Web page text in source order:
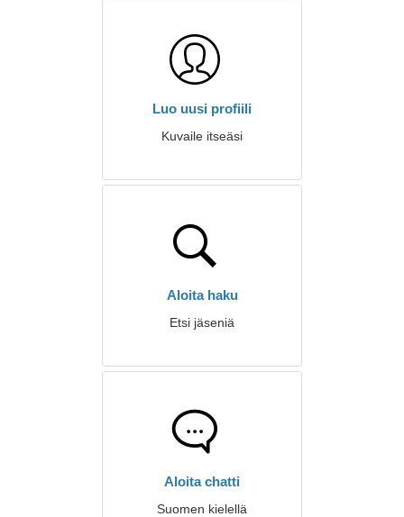
Luo uusi profiili
Kuvaile itseäsi
Aloita haku
Etsi jäseniä
Aloita chatti
Suomen kielellä